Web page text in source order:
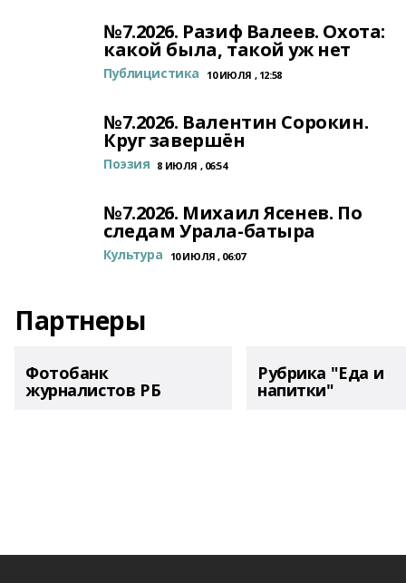
№7.2026. Разиф Валеев. Охота:
какой была, такой уж нет
Публицистика 10 ИЮЛЯ , 12:58
№7.2026. Валентин Сорокин.
Круг завершён
Поэзия 8 ИЮЛЯ , 06:54
№7.2026. Михаил Ясенев. По
следам Урала-батыра
Культура 10 ИЮЛЯ , 06:07
Партнеры
Фотобанк
журналистов РБ
Рубрика "Еда и
напитки"